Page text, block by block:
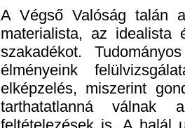
A Végső Valóság talán
materialista, az idealista
szakadékot.
élményeink
elképzelés, miszerint
tarthatatlanná válnak